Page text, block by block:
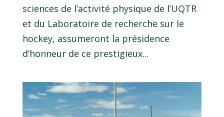
sciences de l’activité physique de l’UQTR
et du Laboratoire de recherche sur le
hockey, assumeront la présidence
d’honneur de ce prestigieux...